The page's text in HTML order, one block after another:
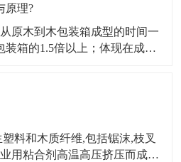
带轮子的仍是脚杯的，假定
原理?
木到木包装箱成型的时间一
箱的1.5倍以上；体现在成本
量，而用木塑结构板制箱则
工工资约70%，同时
料和木质纤维,包括锯沫,枝叉
用粘合剂高温高压挤压而成。